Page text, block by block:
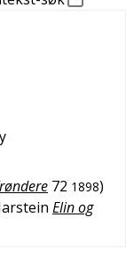
72 1898)
Elin og